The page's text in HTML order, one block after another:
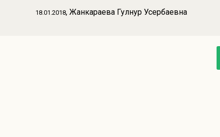
18.01.2018, Жанкараева Гулнур Усербаевна